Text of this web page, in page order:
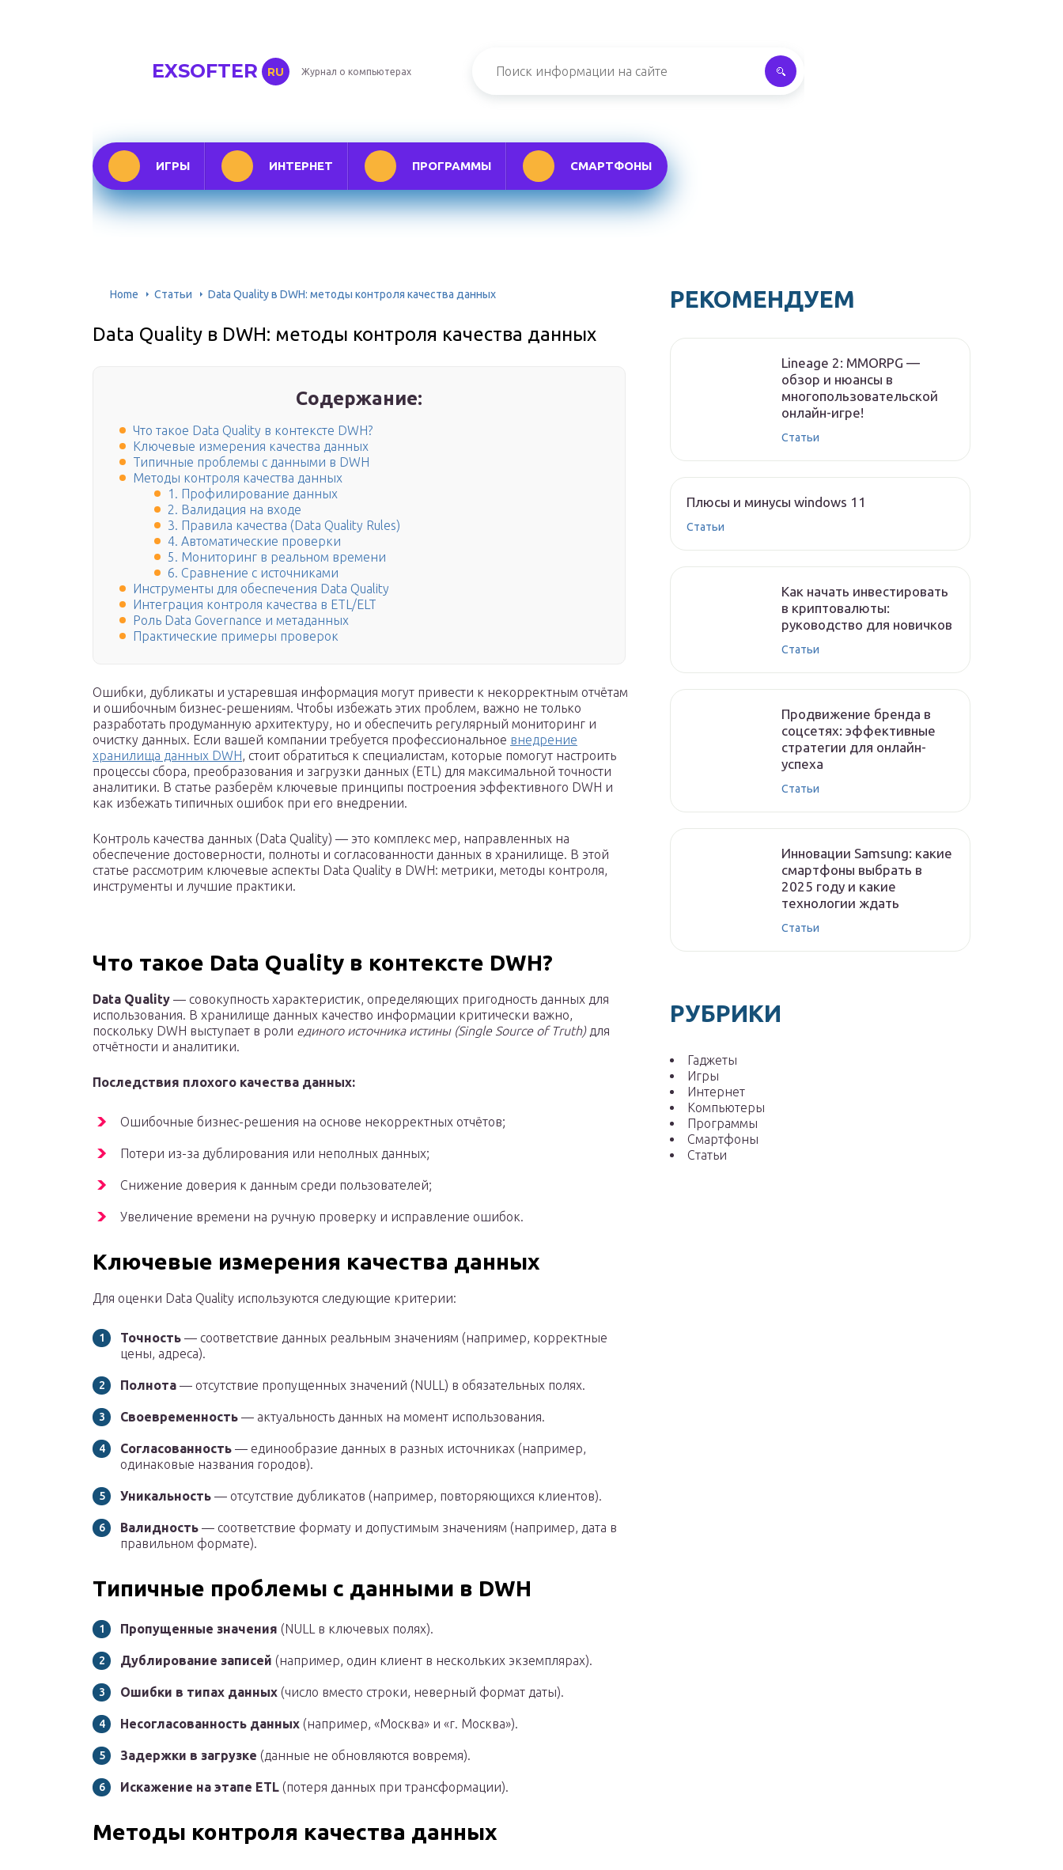
EXSOFTER RU Журнал о компьютерах
ИГРЫ ИНТЕРНЕТ ПРОГРАММЫ СМАРТФОНЫ
Home Статьи Data Quality в DWH: методы контроля качества данных
Data Quality в DWH: методы контроля качества данных
Содержание:
Что такое Data Quality в контексте DWH?
Ключевые измерения качества данных
Типичные проблемы с данными в DWH
Методы контроля качества данных
1. Профилирование данных
2. Валидация на входе
3. Правила качества (Data Quality Rules)
4. Автоматические проверки
5. Мониторинг в реальном времени
6. Сравнение с источниками
Инструменты для обеспечения Data Quality
Интеграция контроля качества в ETL/ELT
Роль Data Governance и метаданных
Практические примеры проверок
Ошибки, дубликаты и устаревшая информация могут привести к некорректным отчётам
и ошибочным бизнес-решениям. Чтобы избежать этих проблем, важно не только
разработать продуманную архитектуру, но и обеспечить регулярный мониторинг и
очистку данных. Если вашей компании требуется профессиональное внедрение
хранилища данных DWH, стоит обратиться к специалистам, которые помогут настроить
процессы сбора, преобразования и загрузки данных (ETL) для максимальной точности
аналитики. В статье разберём ключевые принципы построения эффективного DWH и
как избежать типичных ошибок при его внедрении.
Контроль качества данных (Data Quality) — это комплекс мер, направленных на
обеспечение достоверности, полноты и согласованности данных в хранилище. В этой
статье рассмотрим ключевые аспекты Data Quality в DWH: метрики, методы контроля,
инструменты и лучшие практики.
Что такое Data Quality в контексте DWH?
Data Quality — совокупность характеристик, определяющих пригодность данных для
использования. В хранилище данных качество информации критически важно,
поскольку DWH выступает в роли единого источника истины (Single Source of Truth)для
отчётности и аналитики.
Последствия плохого качества данных:
Ошибочные бизнес-решения на основе некорректных отчётов;
Потери из-за дублирования или неполных данных;
Снижение доверия к данным среди пользователей;
Увеличение времени на ручную проверку и исправление ошибок.
Ключевые измерения качества данных
Для оценки Data Quality используются следующие критерии:
Точность — соответствие данных реальным значениям (например, корректные
цены, адреса).
Полнота — отсутствие пропущенных значений (NULL) в обязательных полях.
Своевременность — актуальность данных на момент использования.
Согласованность — единообразие данных в разных источниках (например,
одинаковые названия городов).
Уникальность — отсутствие дубликатов (например, повторяющихся клиентов).
Валидность — соответствие формату и допустимым значениям (например, дата в
правильном формате).
Типичные проблемы с данными в DWH
Пропущенные значения (NULL в ключевых полях).
Дублирование записей (например, один клиент в нескольких экземплярах).
Ошибки в типах данных (число вместо строки, неверный формат даты).
Несогласованность данных (например, «Москва» и «г. Москва»).
Задержки в загрузке (данные не обновляются вовремя).
Искажение на этапе ETL (потеря данных при трансформации).
Методы контроля качества данных
РЕКОМЕНДУЕМ
Lineage 2: MMORPG —
обзор и нюансы в
многопользовательской
онлайн-игре!
Статьи
Плюсы и минусы windows 11
Статьи
Как начать инвестировать
в криптовалюты:
руководство для новичков
Статьи
Продвижение бренда в
соцсетях: эффективные
стратегии для онлайн-
успеха
Статьи
Инновации Samsung: какие
смартфоны выбрать в
2025 году и какие
технологии ждать
Статьи
РУБРИКИ
Гаджеты
Игры
Интернет
Компьютеры
Программы
Смартфоны
Статьи